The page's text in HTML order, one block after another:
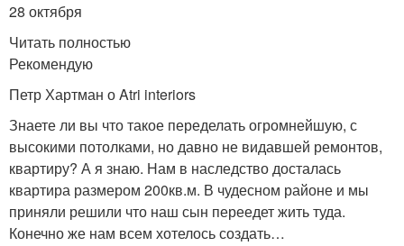
28 октября
Читать полностью
Рекомендую
Петр Хартман о Atri interiors
Знаете ли вы что такое переделать огромнейшую, с
высокими потолками, но давно не видавшей ремонтов,
квартиру? А я знаю. Нам в наследство досталась
квартира размером 200кв.м. В чудесном районе и мы
приняли решили что наш сын переедет жить туда.
Конечно же нам всем хотелось создать…